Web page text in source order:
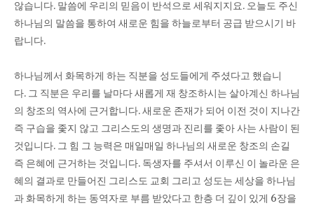
않습니다. 말씀에 우리의 믿음이 반석으로 세워지지요. 오늘도 주신
하나님의 말씀을 통하여 새로운 힘을 하늘로부터 공급 받으시기 바
랍니다.
하나님께서 화목하게 하는 직분을 성도들에게 주셨다고 했습니
다. 그 직분은 우리를 날마다 새롭게 재 창조하시는 살아계신 하나님
의 창조의 역사에 근거합니다. 새로운 존재가 되어 이전 것이 지나간
즉 구습을 좇지 않고 그리스도의 생명과 진리를 좇아 사는 사람이 된
것입니다. 그 힘 그 능력은 매일매일 하나님의 새로운 창조의 손길
즉 은혜에 근거하는 것입니다. 독생자를 주셔서 이루신 이 놀라운 은
혜의 결과로 만들어진 그리스도 교회 그리고 성도는 세상을 하나님
과 화목하게 하는 동역자로 부름 받았다고 한층 더 깊이 있게 6장을